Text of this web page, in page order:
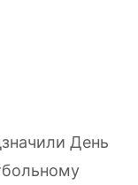
День